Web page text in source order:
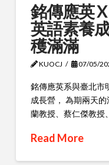
銘傳應英
英語素養
穫滿滿
KUOCJ 07/05/
銘傳應英系與臺北市
成長營， 為期兩天
蘭教授、蔡仁傑教授
Read More